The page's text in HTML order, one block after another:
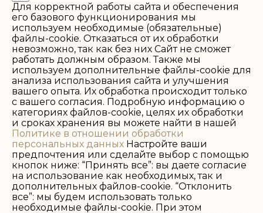
Для корректной работы сайта и обеспечения
его базового функционирования мы
используем необходимые (обязательные)
файлы-cookie. Отказаться от их обработки
невозможно, так как без них Сайт не сможет
работать должным образом. Также мы
используем дополнительные файлы-cookie для
анализа использования сайта и улучшения
вашего опыта. Их обработка происходит только
с вашего согласия. Подробную информацию о
категориях файлов-cookie, целях их обработки
и сроках хранения вы можете найти в нашей
Политике в отношении обработки
персональных данных Настройте ваши
предпочтения или сделайте выбор с помощью
кнопок ниже: “Принять все”: вы даете согласие
на использование как необходимых, так и
дополнительных файлов-cookie. “Отклонить
все”: мы будем использовать только
необходимые файлы-cookie. При этом